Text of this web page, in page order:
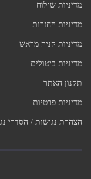
מדיניות שילוח
מדיניות החזרות
מדיניות קניה מראש
מדיניות ביטולים
תקנון האתר
מדיניות פרטיות
הצהרת נגישות / הסדרי